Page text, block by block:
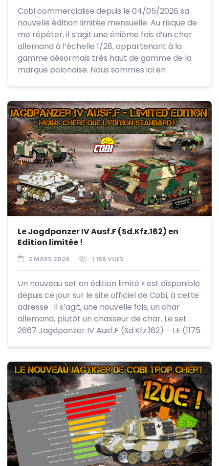
Cobi commercialise depuis le 04/05/2026 sa
nouvelle édition limitée mensuelle. Au risque de
me répéter, il s’agit une énième fois d’un char
allemand à l’échelle 1/28, appartenant à la
gamme désormais très haut de gamme de la
marque polonaise. Nous sommes ici en
Le Jagdpanzer IV Ausf.F (Sd.Kfz.162) en
Edition limitée !
2 MARS 2026 1 166 VUES
Un nouveau set en édition limité » est disponible
depuis ce jour sur le site officiel de Cobi, à cette
adresse : Il s’agit, une nouvelle fois, un char
allemand, plutôt un chasseur de char. Le set
2667 Jagdpanzer IV Ausf.F (Sd.Kfz.162) – LE (1175